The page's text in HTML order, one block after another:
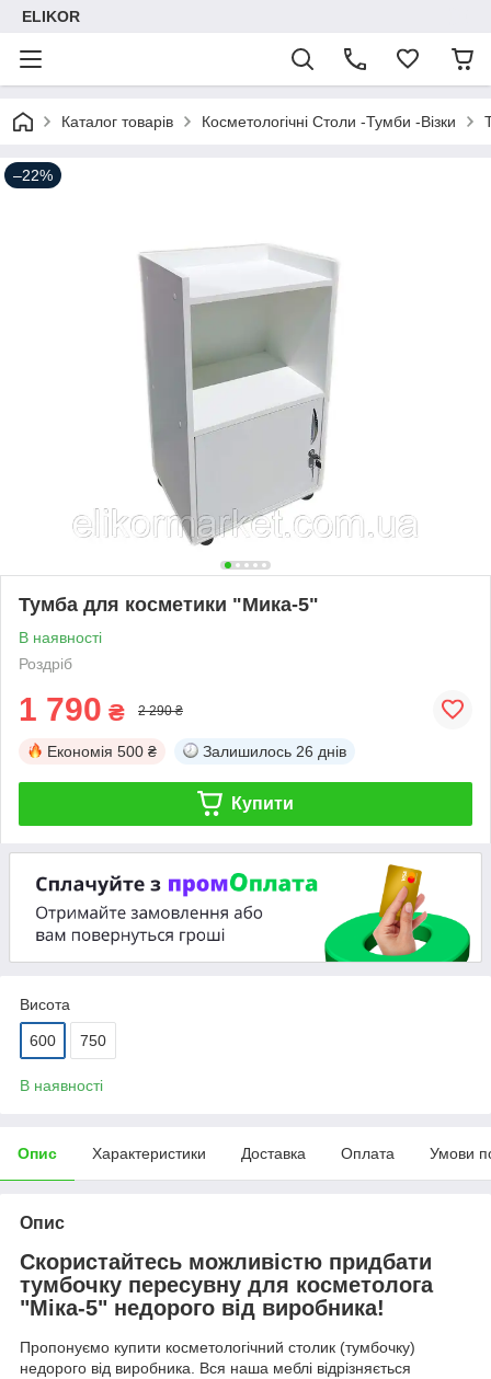
ELIKOR
Каталог товарів Косметологічні Столи -Тумби -Візки
–22%
Тумба для косметики "Мика-5"
В наявності
Роздріб
1 790 ₴ 2 290 ₴
Економія 500 ₴ Залишилось 26 днів
Купити
Висота
600 750
В наявності
Опис Характеристики Доставка Оплата Умови
Опис
Скористайтесь можливістю придбати
тумбочку пересувну для косметолога
"Міка-5" недорого від виробника!
Пропонуємо купити косметологічний столик (тумбочку)
недорого від виробника. Вся наша меблі відрізняється